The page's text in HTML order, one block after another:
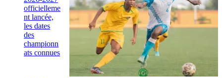
officielleme
nt lancée,
les dates
des
championn
ats connues